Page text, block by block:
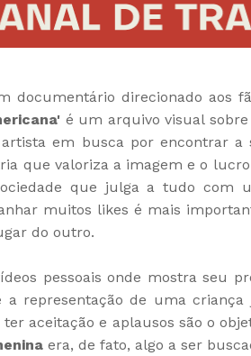
documentário direcionado aos
é um arquivo visual
em busca por encontrar a
que valoriza a imagem e o
que julga a tudo com
muitos likes é mais
do outro.
pessoais onde mostra seu
a representação de uma
aceitação e aplausos são o
era, de fato, algo a ser